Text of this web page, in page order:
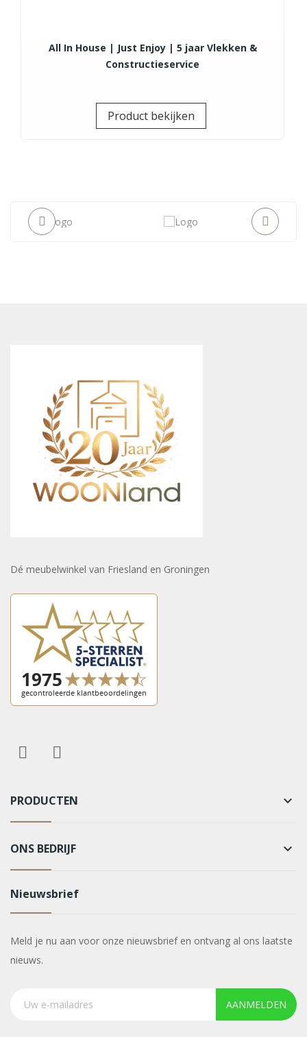
All In House | Just Enjoy | 5 jaar Vlekken &
Constructieservice
Product bekijken
Dé meubelwinkel van Friesland en Groningen
PRODUCTEN keyboard_arrow_down
ONS BEDRIJF keyboard_arrow_down
Nieuwsbrief
Meld je nu aan voor onze nieuwsbrief en ontvang al ons laatste
nieuws.
AANMELDEN